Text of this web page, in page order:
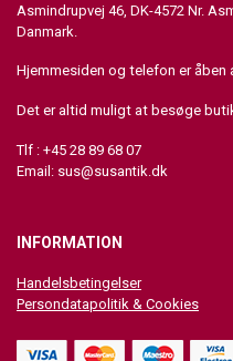
Asmindrupvej 46, DK-4572 Nr.
Danmark.
Hjemmesiden og telefon er åben
Det er altid muligt at besøge
Tlf : +45 28 89 68 07
Email: sus@susantik.dk
INFORMATION
Handelsbetingelser
Persondatapolitik & Cookies